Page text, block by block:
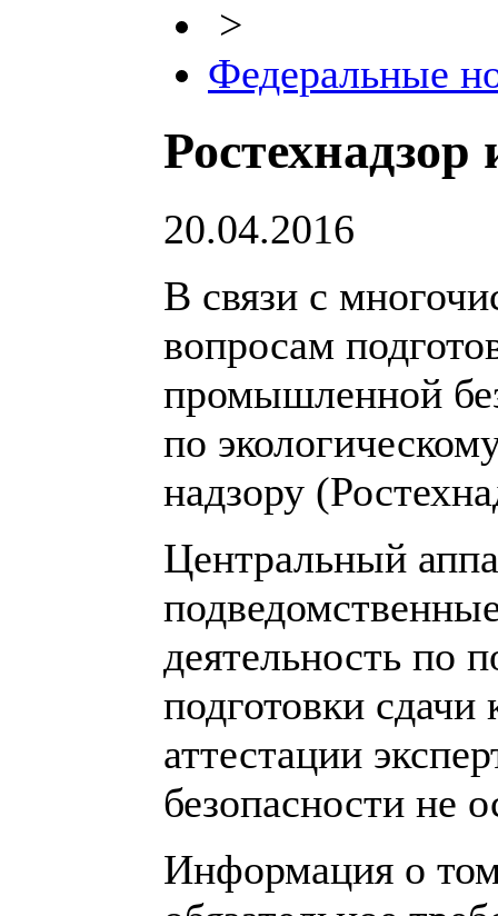
>
Федеральные
20.04.2016
В связи с
вопросам
промышленной
по
надзору
Центральный
деятельность по
подготовки
аттестации
безопасности не
Информация о